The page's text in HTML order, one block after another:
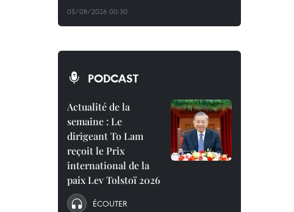
05/08/2026 00:30
PODCAST
Actualité de la
semaine : Le
dirigeant To Lam
reçoit le Prix
international de la
paix Lev Tolstoï 2026
ÉCOUTER